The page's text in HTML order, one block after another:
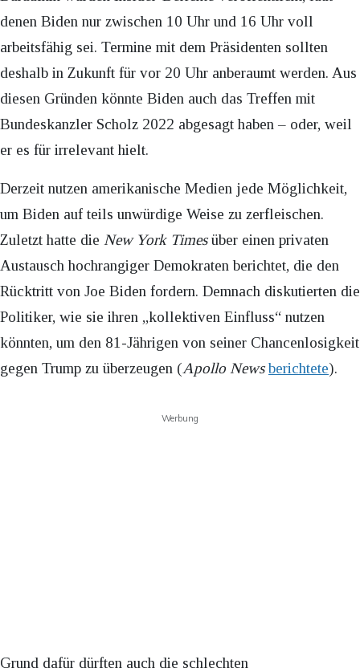
denen Biden nur zwischen 10 Uhr und 16 Uhr voll
arbeitsfähig sei. Termine mit dem Präsidenten sollten
deshalb in Zukunft für vor 20 Uhr anberaumt werden. Aus
diesen Gründen könnte Biden auch das Treffen mit
Bundeskanzler Scholz 2022 abgesagt haben – oder, weil
er es für irrelevant hielt.
Derzeit nutzen amerikanische Medien jede Möglichkeit,
um Biden auf teils unwürdige Weise zu zerfleischen.
Zuletzt hatte die New York Timesüber einen privaten
Austausch hochrangiger Demokraten berichtet, die den
Rücktritt von Joe Biden fordern. Demnach diskutierten die
Politiker, wie sie ihren „kollektiven Einfluss“ nutzen
könnten, um den 81-Jährigen von seiner Chancenlosigkeit
gegen Trump zu überzeugen (Apollo News berichtete).
Werbung
Grund dafür dürften auch die schlechten